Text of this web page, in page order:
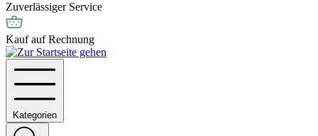
Zuverlässiger Service
Kauf auf Rechnung
Kategorien